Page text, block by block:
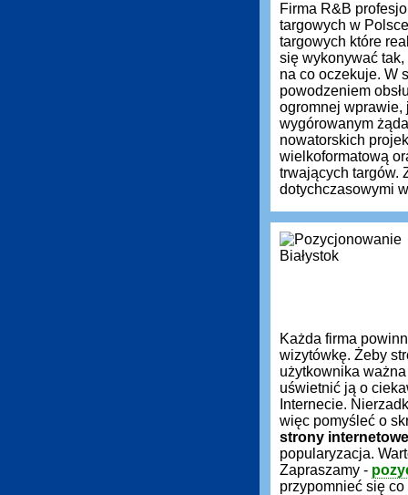
Firma R&B
targowych w
targowych które
się wykonywać tak,
na co oczekuje. W
powodzeniem
ogromnej wprawie,
wygórowanym
nowatorskich
wielkoformatową
trwających targów.
dotychczasowymi
Każda firma
wizytówkę. Żeby
użytkownika
uświetnić ją o
Internecie.
więc pomyśleć o
strony internetowe
popularyzacja.
Zapraszamy -
przypomnieć się